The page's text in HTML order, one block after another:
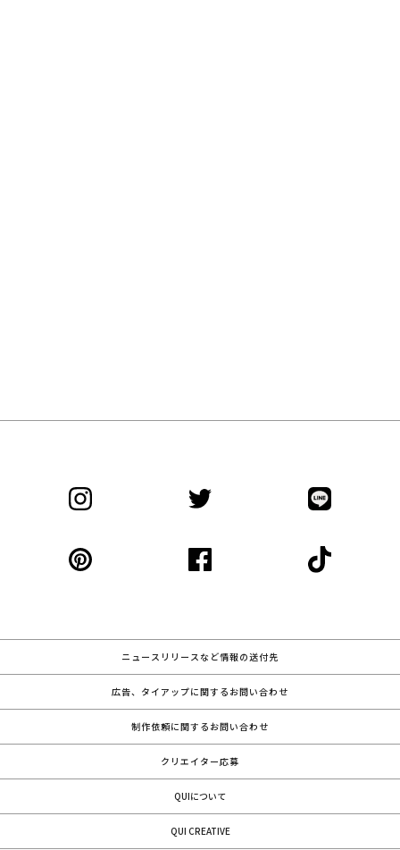
ニュースリリースなど情報の送付先
広告、タイアップに関するお問い合わせ
制作依頼に関するお問い合わせ
クリエイター応募
QUIについて
QUI CREATIVE